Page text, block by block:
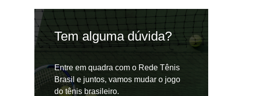
Tem alguma dúvida?
Entre em quadra com o Rede Tênis
Brasil e juntos, vamos mudar o jogo
do tênis brasileiro.